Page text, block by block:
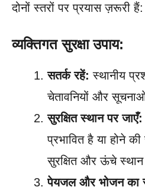
दोनों स्तरों पर प्रयास ज़रूरी हैं:
व्यक्तिगत सुरक्षा उपाय:
सतर्क रहें: स्थानीय
चेतावनियों और
सुरक्षित स्थान पर जाएँ:
प्रभावित है या होने
सुरक्षित और ऊंचे
पेयजल और भोजन का